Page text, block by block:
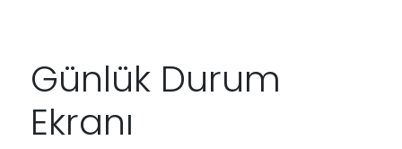
Günlük Durum
Ekranı